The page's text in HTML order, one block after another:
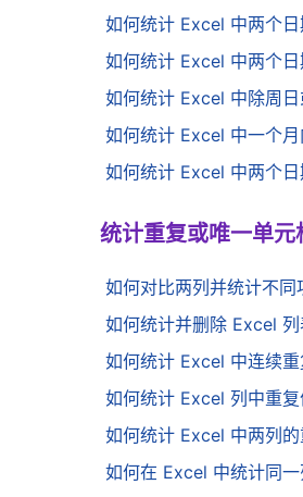
如何统计 Excel 中两个日
如何统计 Excel 中两个日
如何统计 Excel 中除周日
如何统计 Excel 中一个月
如何统计 Excel 中两个日
统计重复或唯一单元
如何对比两列并统计不同
如何统计并删除 Excel 列
如何统计 Excel 中连续重
如何统计 Excel 列中重复
如何统计 Excel 中两列的
如何在 Excel 中统计同一